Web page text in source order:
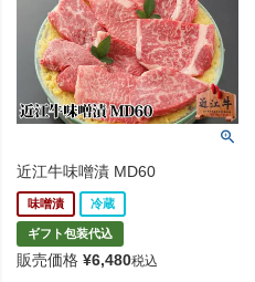
近江牛味噌漬 MD60
味噌漬 冷蔵
ギフト包装代込
販売価格 ¥6,480税込